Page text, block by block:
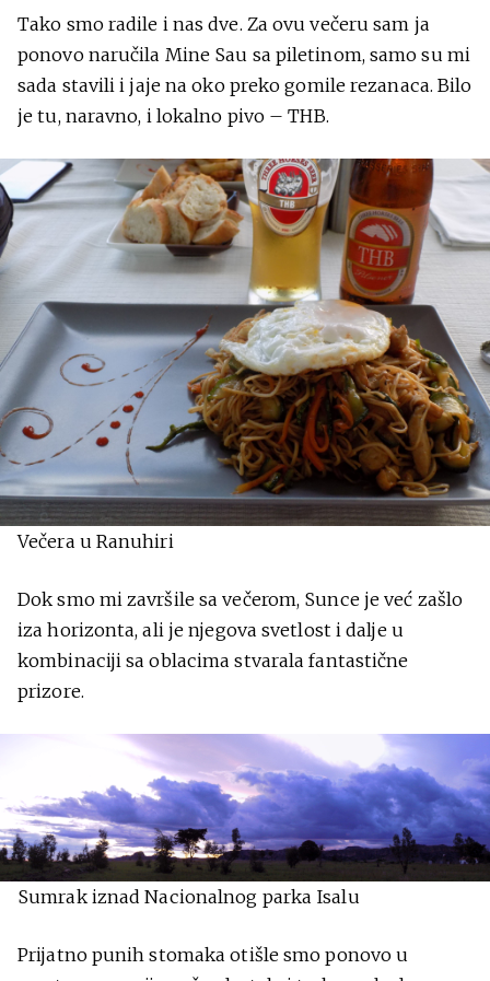
Tako smo radile i nas dve. Za ovu večeru sam ja
ponovo naručila Mine Sau sa piletinom, samo su mi
sada stavili i jaje na oko preko gomile rezanaca. Bilo
je tu, naravno, i lokalno pivo – THB.
Večera u Ranuhiri
Dok smo mi završile sa večerom, Sunce je već zašlo
iza horizonta, ali je njegova svetlost i dalje u
kombinaciji sa oblacima stvarala fantastične
prizore.
Sumrak iznad Nacionalnog parka Isalu
Prijatno punih stomaka otišle smo ponovo u